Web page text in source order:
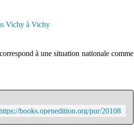
à une situation nationale comme
books.openedition.org/pur/20108